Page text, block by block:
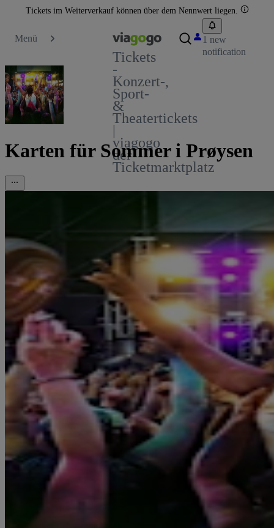
Tickets im Weiterverkauf können über dem Nennwert liegen.
Menü
Tickets
-
Konzert-,
Sport-
&
Theatertickets
|
viagogo
der
Ticketmarktplatz
1 new
notification
Karten für Sommer i Prøysen